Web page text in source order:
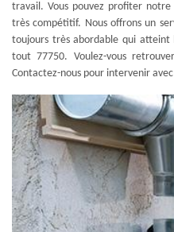
travail. Vous pouvez profiter
très compétitif. Nous offrons un
toujours très abordable qui
tout 77750. Voulez-vous
Contactez-nous pour intervenir